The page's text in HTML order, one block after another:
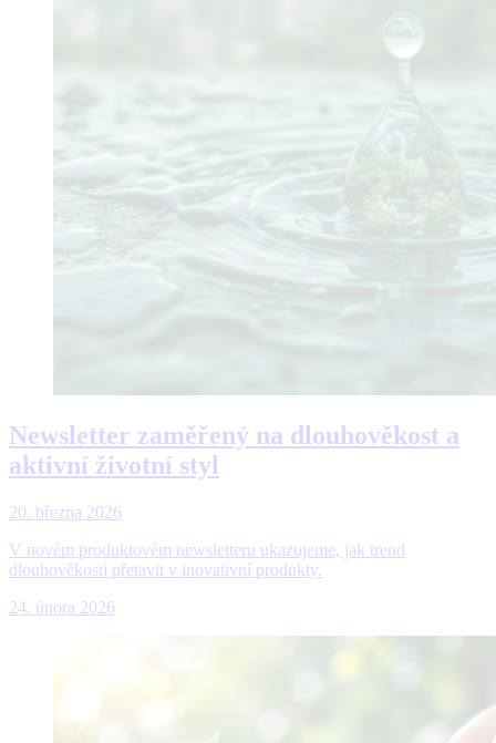
Newsletter zaměřený na dlouhověkost a
aktivní životní styl
20. března 2026
V novém produktovém newsletteru ukazujeme, jak trend
dlouhověkosti přetavit v inovativní produkty.
24. února 2026